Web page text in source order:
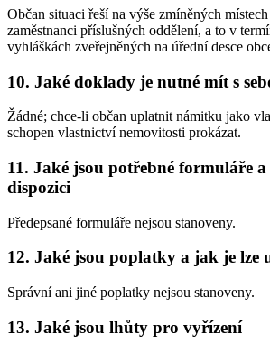
Občan situaci řeší na výše zmíněných
zaměstnanci příslušných oddělení, a to v
vyhláškách zveřejněných na úřední desce
10. Jaké doklady je nutné mít s
Žádné; chce-li občan uplatnit námitku jako
schopen vlastnictví nemovitosti prokázat.
11. Jaké jsou potřebné formuláře
dispozici
Předepsané formuláře nejsou stanoveny.
12. Jaké jsou poplatky a jak je lze
Správní ani jiné poplatky nejsou stanoveny.
13. Jaké jsou lhůty pro vyřízení